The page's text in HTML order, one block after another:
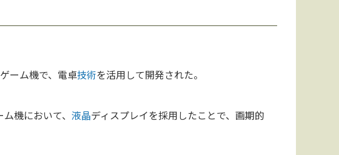
ーム機で、電卓技術を活用して開発された。
ム機において、液晶ディスプレイを採用したことで、画期的